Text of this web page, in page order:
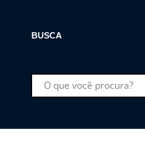
BUSCA